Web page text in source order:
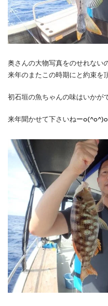
奥さんの大物写真をのせれない
来年のまたこの時期にと約束を
初石垣の魚ちゃんの味はいか
来年聞かせて下さいねーo(^o^)o